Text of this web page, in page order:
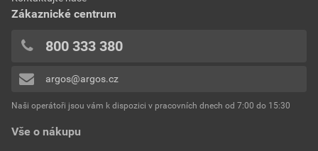
S optickou indikací závady
nulového vodiče
Přidávat hodnocení může pouze přihlášený uživatel.
Vše o nákupu
Zákaznické centrum
800 333 380
argos@argos.cz
Naši operátoři jsou vám k dispozici v pracovních dnech od 7:00 do 15:30